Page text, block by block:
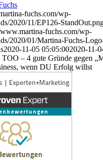
fuchs.com/wp-
2020/11/EP126-
fuchs.com/wp-
2020/01/Martina-Fuchs-
2020-11-05 05:05:002020-11-
– 4 gute Gründe gegen
wenn DU Erfolg willst